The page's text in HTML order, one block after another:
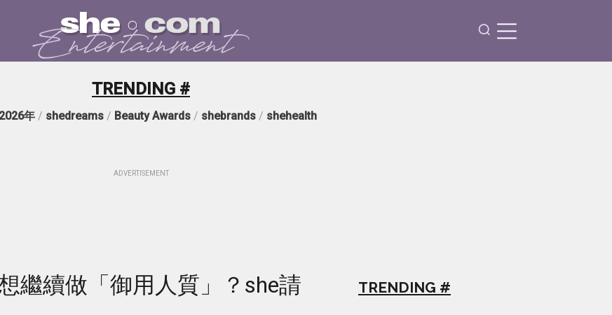
TRENDING #
2026年/ shedreams/ Beauty Awards/ shebrands/ shehealth
ADVERTISEMENT
繼續做「御用人質」？she請
TRENDING #